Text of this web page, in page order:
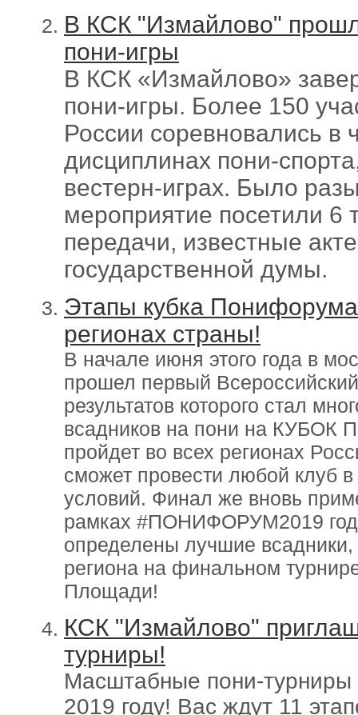
В КСК "Измайлово"
пони-игры
В КСК «Измайлово»
пони-игры. Более 150
России соревновались в
дисциплинах пони-
вестерн-играх. Было
мероприятие посетили 6
передачи, известные
государственной думы.
Этапы кубка
регионах страны!
В начале июня этого года в
прошел первый
результатов которого стал
всадников на пони на
пройдет во всех регионах
сможет провести любой клуб
условий. Финал же вновь
рамках #ПОНИФОРУМ2019
определены лучшие всадники,
региона на финальном
Площади!
КСК "Измайлово"
турниры!
Масштабные пони-
2019 году! Вас ждут 11